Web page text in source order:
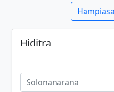
Hiditra